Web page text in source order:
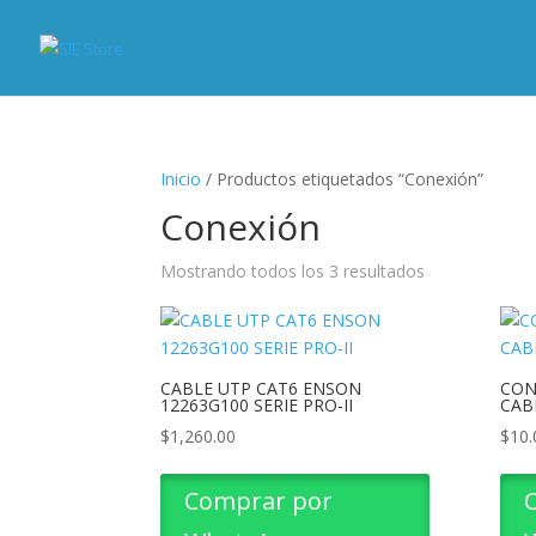
Inicio / Productos etiquetados “Conexión”
Conexión
Mostrando todos los 3 resultados
CABLE UTP CAT6 ENSON
12263G100 SERIE PRO-II
$1,260.00
Comprar por
$